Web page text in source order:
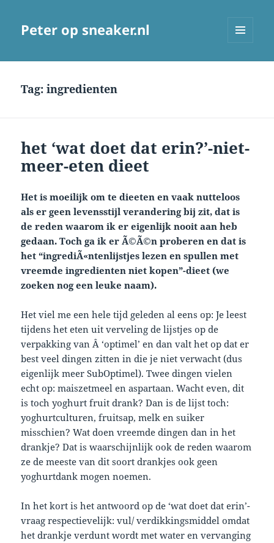
Peter op sneaker.nl
Tag:ingredienten
het ‘wat doet dat erin?’-niet-
meer-eten dieet
Het is moeilijk om te dieeten en vaak nutteloos
als er geen levensstijl verandering bij zit, dat is
de reden waarom ik er eigenlijk nooit aan heb
gedaan. Toch ga ik er Ã©Ã©n proberen en dat is
het “ingrediÃ«ntenlijstjes lezen en spullen met
vreemde ingredienten niet kopen”-dieet (we
zoeken nog een leuke naam).
Het viel me een hele tijd geleden al eens op: Je leest
tijdens het eten uit verveling de lijstjes op de
verpakking van Â ‘optimel’ en dan valt het op dat er
best veel dingen zitten in die je niet verwacht (dus
eigenlijk meer SubOptimel). Twee dingen vielen
echt op: maiszetmeel en aspartaan. Wacht even, dit
is toch yoghurt fruit drank? Dan is de lijst toch:
yoghurtculturen, fruitsap, melk en suiker
misschien? Wat doen vreemde dingen dan in het
drankje? Dat is waarschijnlijk ook de reden waarom
ze de meeste van dit soort drankjes ook geen
yoghurtdank mogen noemen.
In het kort is het antwoord op de ‘wat doet dat erin’-
vraag respectievelijk: vul/ verdikkingsmiddel omdat
het drankje verdunt wordt met water en vervanging